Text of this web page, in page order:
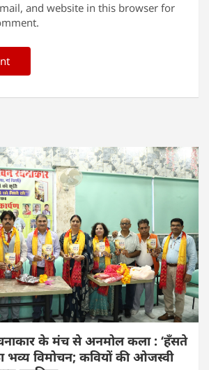
and website in this browser for
के मंच से अनमोल कला : ‘हॅंसते
भव्य विमोचन; कवियों की ओजस्वी